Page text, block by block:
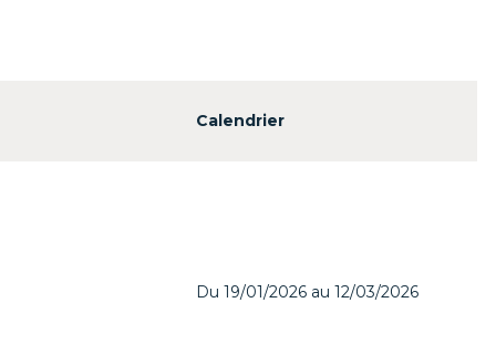
Calendrier
Du 19/01/2026 au 12/03/2026